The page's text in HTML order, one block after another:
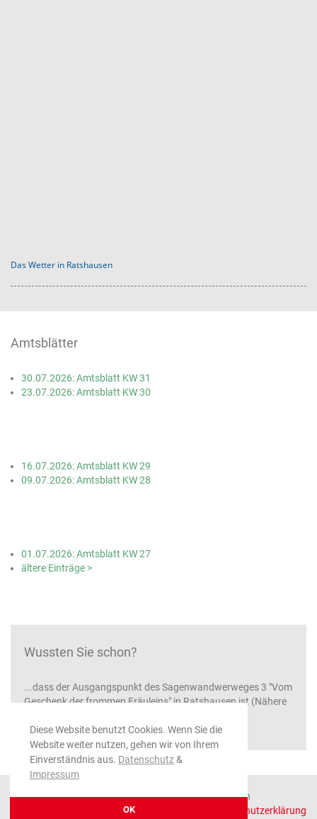
Diese Website benutzt Cookies. Wenn Sie die
Website weiter nutzen, gehen wir von Ihrem
Einverständnis aus. Datenschutz&
Impressum
OK
Das Wetter in Ratshausen
Amtsblätter
30.07.2026: Amtsblatt KW 31
23.07.2026: Amtsblatt KW 30
16.07.2026: Amtsblatt KW 29
09.07.2026: Amtsblatt KW 28
01.07.2026: Amtsblatt KW 27
ältere Einträge >
Wussten Sie schon?
...dass der Ausgangspunkt des Sagenwandwerweges 3 "Vom
Geschenk der frommen Fräuleins" in Ratshausen ist (Nähere
© 2026 Gemeinde Ratshausen, alle Rechte vorbehalten
Datenschutzerklärung